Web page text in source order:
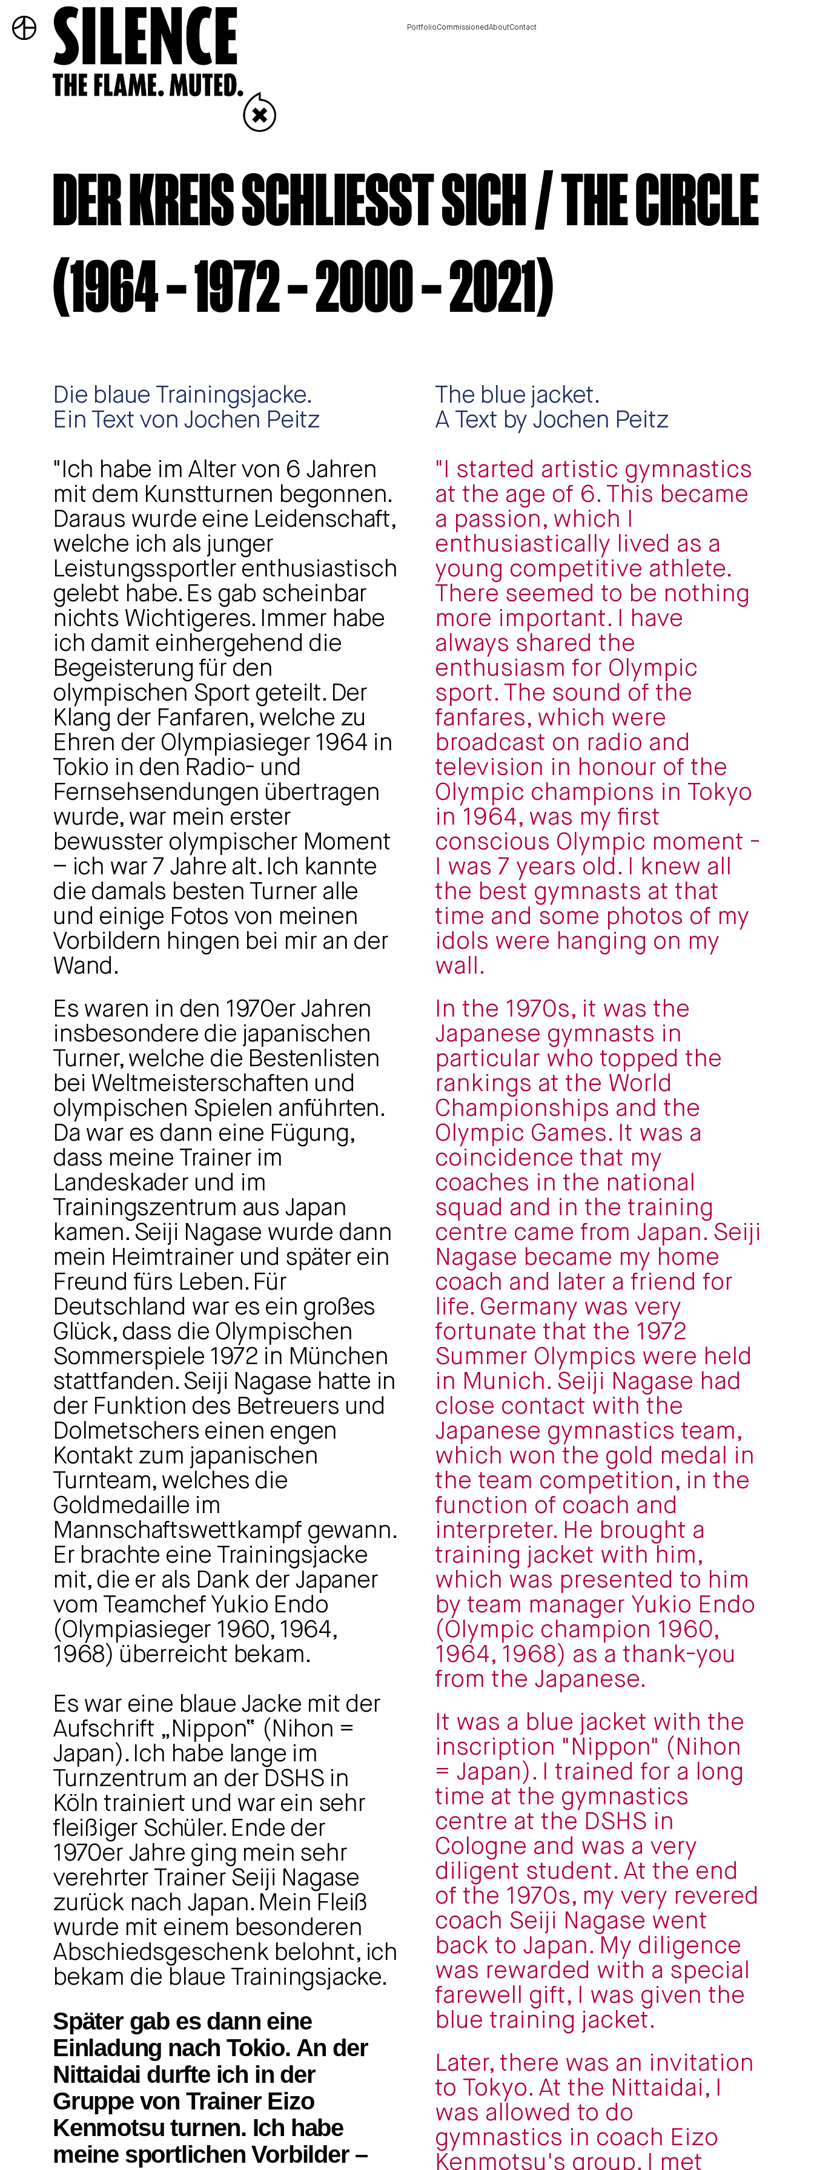
PortfolioCommissionedAboutContact
DER KREIS SCHLIESST SICH / THE CIRCLE
(1964 – 1972 – 2000 – 2021)
Die blaue Trainingsjacke.
Ein Text von Jochen Peitz
"Ich habe im Alter von 6 Jahren
mit dem Kunstturnen begonnen.
Daraus wurde eine Leidenschaft,
welche ich als junger
Leistungssportler enthusiastisch
gelebt habe. Es gab scheinbar
nichts Wichtigeres. Immer habe
ich damit einhergehend die
Begeisterung für den
olympischen Sport geteilt. Der
Klang der Fanfaren, welche zu
Ehren der Olympiasieger 1964 in
Tokio in den Radio- und
Fernsehsendungen übertragen
wurde, war mein erster
bewusster olympischer Moment
– ich war 7 Jahre alt. Ich kannte
die damals besten Turner alle
und einige Fotos von meinen
Vorbildern hingen bei mir an der
Wand.
Es waren in den 1970er Jahren
insbesondere die japanischen
Turner, welche die Bestenlisten
bei Weltmeisterschaften und
olympischen Spielen anführten.
Da war es dann eine Fügung,
dass meine Trainer im
Landeskader und im
Trainingszentrum aus Japan
kamen. Seiji Nagase wurde dann
mein Heimtrainer und später ein
Freund fürs Leben. Für
Deutschland war es ein großes
Glück, dass die Olympischen
Sommerspiele 1972 in München
stattfanden. Seiji Nagase hatte in
der Funktion des Betreuers und
Dolmetschers einen engen
Kontakt zum japanischen
Turnteam, welches die
Goldmedaille im
Mannschaftswettkampf gewann.
Er brachte eine Trainingsjacke
mit, die er als Dank der Japaner
vom Teamchef Yukio Endo
(Olympiasieger 1960, 1964,
1968) überreicht bekam.
Es war eine blaue Jacke mit der
Aufschrift „Nippon“ (Nihon =
Japan). Ich habe lange im
Turnzentrum an der DSHS in
Köln trainiert und war ein sehr
fleißiger Schüler. Ende der
1970er Jahre ging mein sehr
verehrter Trainer Seiji Nagase
zurück nach Japan. Mein Fleiß
wurde mit einem besonderen
Abschiedsgeschenk belohnt, ich
bekam die blaue Trainingsjacke.
Später gab es dann eine
Einladung nach Tokio. An der
Nittaidai durfte ich in der
Gruppe von Trainer Eizo
Kenmotsu turnen. Ich habe
meine sportlichen Vorbilder –
The blue jacket.
A Text by Jochen Peitz
" I started artistic gymnastics
at the age of 6. This became
a passion, which I
enthusiastically lived as a
young competitive athlete.
There seemed to be nothing
more important. I have
always shared the
enthusiasm for Olympic
sport. The sound of the
fanfares, which were
broadcast on radio and
television in honour of the
Olympic champions in Tokyo
in 1964, was my first
conscious Olympic moment -
I was 7 years old. I knew all
the best gymnasts at that
time and some photos of my
idols were hanging on my
wall.
In the 1970s, it was the
Japanese gymnasts in
particular who topped the
rankings at the World
Championships and the
Olympic Games. It was a
coincidence that my
coaches in the national
squad and in the training
centre came from Japan. Seiji
Nagase became my home
coach and later a friend for
life. Germany was very
fortunate that the 1972
Summer Olympics were held
in Munich. Seiji Nagase had
close contact with the
Japanese gymnastics team,
which won the gold medal in
the team competition, in the
function of coach and
interpreter. He brought a
training jacket with him,
which was presented to him
by team manager Yukio Endo
(Olympic champion 1960,
1964, 1968) as a thank-you
from the Japanese.
It was a blue jacket with the
inscription "Nippon" (Nihon
= Japan). I trained for a long
time at the gymnastics
centre at the DSHS in
Cologne and was a very
diligent student. At the end
of the 1970s, my very revered
coach Seiji Nagase went
back to Japan. My diligence
was rewarded with a special
farewell gift, I was given the
blue training jacket.
Later, there was an invitation
to Tokyo. At the Nittaidai, I
was allowed to do
gymnastics in coach Eizo
Kenmotsu's group. I met